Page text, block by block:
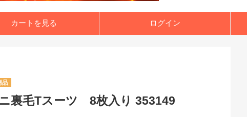
カートを見る ログイン
裏毛Tスーツ 8枚入り 353149